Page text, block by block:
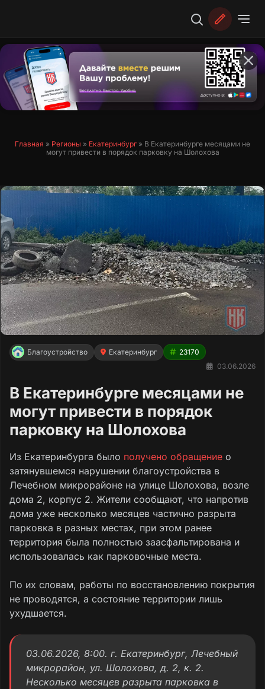
Главная » Регионы » Екатеринбург » В Екатеринбурге месяцами не
могут привести в порядок парковку на Шолохова
Благоустройство Екатеринбург
23170
03.06.2026
В Екатеринбурге месяцами не
могут привести в порядок
парковку на Шолохова
Из Екатеринбурга было получено обращение о
затянувшемся нарушении благоустройства в
Лечебном микрорайоне на улице Шолохова, возле
дома 2, корпус 2. Жители сообщают, что напротив
дома уже несколько месяцев частично разрыта
парковка в разных местах, при этом ранее
территория была полностью заасфальтирована и
использовалась как парковочные места.
По их словам, работы по восстановлению покрытия
не проводятся, а состояние территории лишь
ухудшается.
03.06.2026, 8:00. г. Екатеринбург, Лечебный
микрорайон, ул. Шолохова, д. 2, к. 2.
Несколько месяцев разрыта парковка в